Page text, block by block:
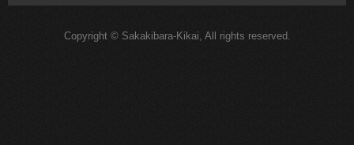
Copyright © Sakakibara-Kikai, All rights reserved.